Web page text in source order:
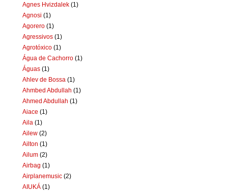
Agnes Hvizdalek (1)
Agnosi (1)
Agorero (1)
Agressivos (1)
Agrotóxico (1)
Água de Cachorro (1)
Águas (1)
Ahlev de Bossa (1)
Ahmbed Abdullah (1)
Ahmed Abdullah (1)
Aiace (1)
Aila (1)
Ailew (2)
Ailton (1)
Ailum (2)
Airbag (1)
Airplanemusic (2)
AIUKÁ (1)